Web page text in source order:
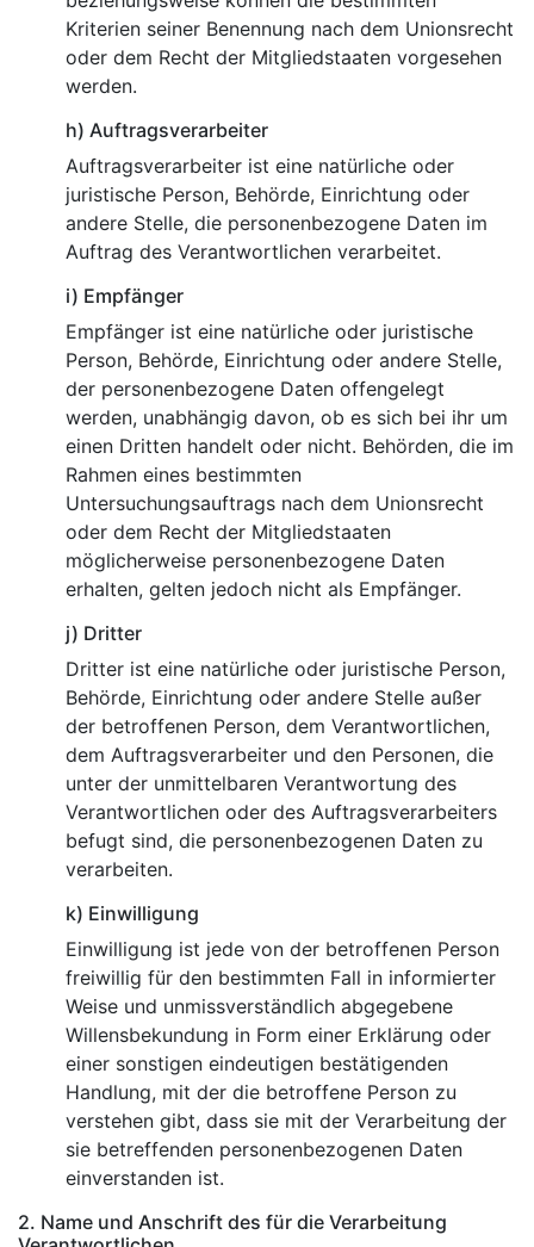
Kriterien seiner Benennung nach dem Unionsrecht
oder dem Recht der Mitgliedstaaten vorgesehen
werden.
h) Auftragsverarbeiter
Auftragsverarbeiter ist eine natürliche oder
juristische Person, Behörde, Einrichtung oder
andere Stelle, die personenbezogene Daten im
Auftrag des Verantwortlichen verarbeitet.
i) Empfänger
Empfänger ist eine natürliche oder juristische
Person, Behörde, Einrichtung oder andere Stelle,
der personenbezogene Daten offengelegt
werden, unabhängig davon, ob es sich bei ihr um
einen Dritten handelt oder nicht. Behörden, die im
Rahmen eines bestimmten
Untersuchungsauftrags nach dem Unionsrecht
oder dem Recht der Mitgliedstaaten
möglicherweise personenbezogene Daten
erhalten, gelten jedoch nicht als Empfänger.
j) Dritter
Dritter ist eine natürliche oder juristische Person,
Behörde, Einrichtung oder andere Stelle außer
der betroffenen Person, dem Verantwortlichen,
dem Auftragsverarbeiter und den Personen, die
unter der unmittelbaren Verantwortung des
Verantwortlichen oder des Auftragsverarbeiters
befugt sind, die personenbezogenen Daten zu
verarbeiten.
k) Einwilligung
Einwilligung ist jede von der betroffenen Person
freiwillig für den bestimmten Fall in informierter
Weise und unmissverständlich abgegebene
Willensbekundung in Form einer Erklärung oder
einer sonstigen eindeutigen bestätigenden
Handlung, mit der die betroffene Person zu
verstehen gibt, dass sie mit der Verarbeitung der
sie betreffenden personenbezogenen Daten
einverstanden ist.
2. Name und Anschrift des für die Verarbeitung